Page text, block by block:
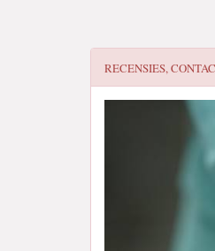
RECENSIES,